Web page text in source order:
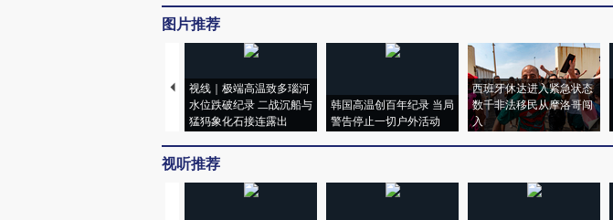
图片推荐
视线｜极端高温致多瑙河
水位跌破纪录 二战沉船与
猛犸象化石接连露出
韩国高温创百年纪录 当局
警告停止一切户外活动
西班牙休达进入紧急状态
数千非法移民从摩洛哥闯
入
视听推荐